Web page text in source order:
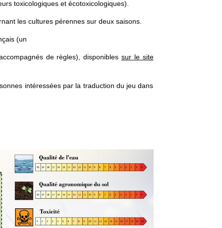
toxicologiques et écotoxicologiques).
les cultures pérennes sur deux saisons.
(un
de règles), disponibles sur le site
intéressées par la traduction du jeu dans